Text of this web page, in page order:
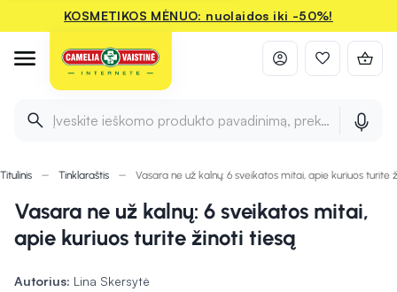
KOSMETIKOS MĖNUO: nuolaidos iki -50%!
Įveskite ieškomo produkto pavadinimą, prekės ženklą ir
Titulinis Tinklaraštis Vasara ne už kalnų: 6 sveikatos mitai, apie kuriuos turite
Vasara ne už kalnų: 6 sveikatos mitai,
apie kuriuos turite žinoti tiesą
Autorius: Lina Skersytė